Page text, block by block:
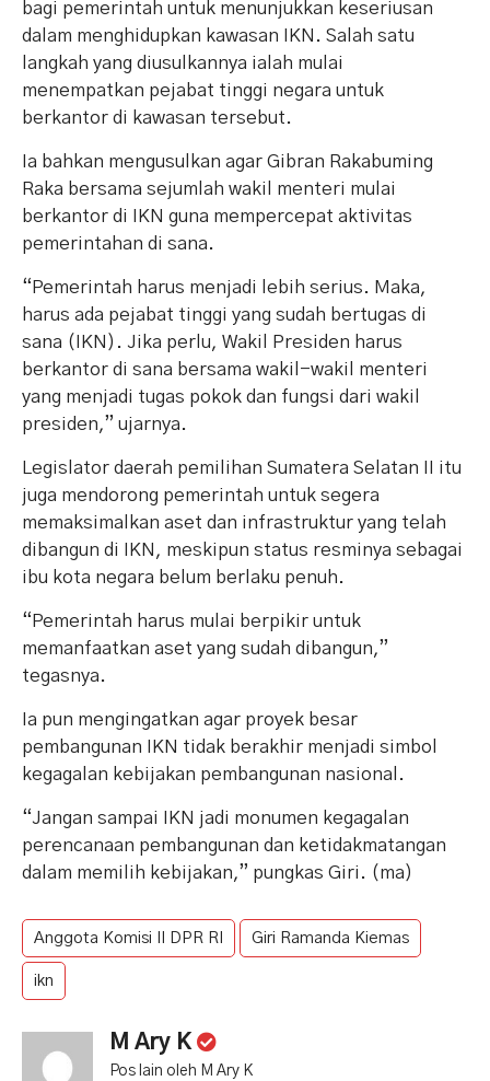
bagi pemerintah untuk menunjukkan keseriusan
dalam menghidupkan kawasan IKN. Salah satu
langkah yang diusulkannya ialah mulai
menempatkan pejabat tinggi negara untuk
berkantor di kawasan tersebut.
Ia bahkan mengusulkan agar Gibran Rakabuming
Raka bersama sejumlah wakil menteri mulai
berkantor di IKN guna mempercepat aktivitas
pemerintahan di sana.
“Pemerintah harus menjadi lebih serius. Maka,
harus ada pejabat tinggi yang sudah bertugas di
sana (IKN). Jika perlu, Wakil Presiden harus
berkantor di sana bersama wakil-wakil menteri
yang menjadi tugas pokok dan fungsi dari wakil
presiden,” ujarnya.
Legislator daerah pemilihan Sumatera Selatan II itu
juga mendorong pemerintah untuk segera
memaksimalkan aset dan infrastruktur yang telah
dibangun di IKN, meskipun status resminya sebagai
ibu kota negara belum berlaku penuh.
“Pemerintah harus mulai berpikir untuk
memanfaatkan aset yang sudah dibangun,”
tegasnya.
Ia pun mengingatkan agar proyek besar
pembangunan IKN tidak berakhir menjadi simbol
kegagalan kebijakan pembangunan nasional.
“Jangan sampai IKN jadi monumen kegagalan
perencanaan pembangunan dan ketidakmatangan
dalam memilih kebijakan,” pungkas Giri. (ma)
Anggota Komisi II DPR RI Giri Ramanda Kiemas
ikn
M Ary K
Pos lain oleh M Ary K